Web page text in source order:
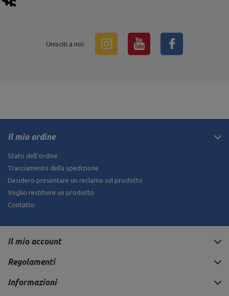
249,90 €
Unisciti a noi:
Il mio ordine
Stato dell'ordine
Tracciamento della spedizione
Desidero presentare un reclamo sul prodotto
Voglio restituire un prodotto
Contatto
Il mio account
Regolamenti
Informazioni